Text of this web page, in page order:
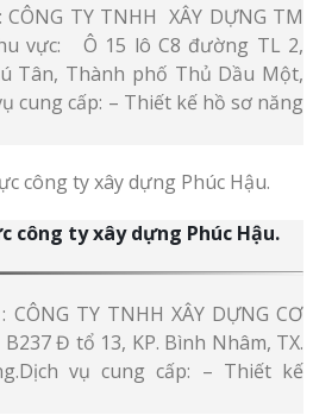
TY TNHH XÂY DỰNG TM
vực: Ô 15 lô C8 đường TL 2,
Tân, Thành phố Thủ Dầu Một,
cung cấp: – Thiết kế hồ sơ năng
công ty xây dựng Phúc Hậu.
TY TNHH XÂY DỰNG CƠ
Đ tổ 13, KP. Bình Nhâm, TX.
vụ cung cấp: – Thiết kế